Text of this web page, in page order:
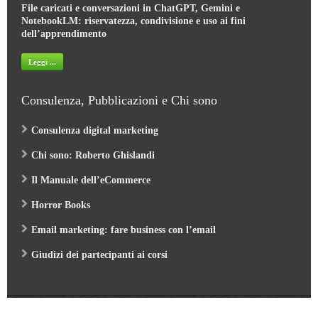
File caricati e conversazioni in ChatGPT, Gemini e
NotebookLM: riservatezza, condivisione e uso ai fini
dell’apprendimento
Leggi ...
Consulenza, Pubblicazioni e Chi sono
Consulenza digital marketing
Chi sono: Roberto Ghislandi
Il Manuale dell’eCommerce
Horror Books
Email marketing: fare business con l’email
Giudizi dei partecipanti ai corsi